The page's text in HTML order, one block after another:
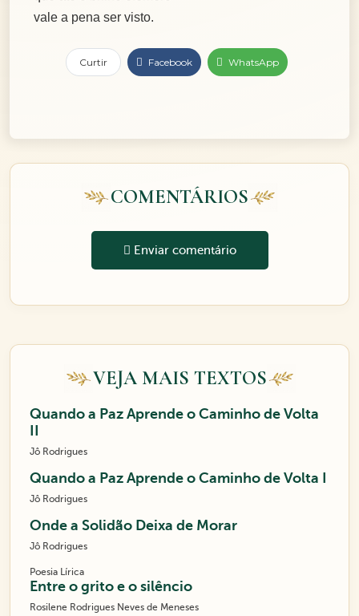
vale a pena ser visto.
Curtir Facebook WhatsApp
COMENTÁRIOS
Enviar comentário
VEJA MAIS TEXTOS
Quando a Paz Aprende o Caminho de Volta
Jô Rodrigues
Quando a Paz Aprende o Caminho de Volta I
Jô Rodrigues
Onde a Solidão Deixa de Morar
Jô Rodrigues
Poesia Lírica
Entre o grito e o silêncio
Rosilene Rodrigues Neves de Meneses